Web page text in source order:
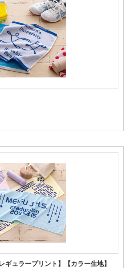
ギュラープリント】【カラー生地】